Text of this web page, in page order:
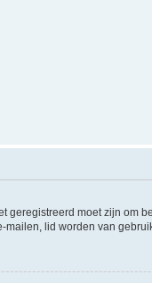
geregistreerd moet zijn om
lid worden van